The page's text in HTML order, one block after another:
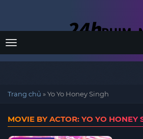
Menu
Trang chủ »Yo Yo Honey Singh
MOVIE BY ACTOR: YO YO HONEY